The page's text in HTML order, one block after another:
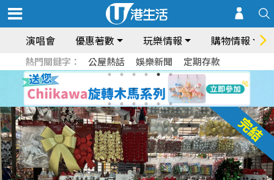
演唱會 優惠著數 玩樂情報 購物情報
熱門關鍵字： 公屋熱話 娛樂新聞 定期存款